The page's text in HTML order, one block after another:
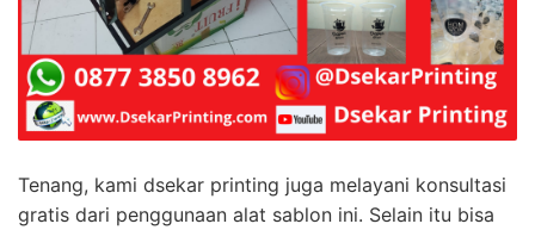
Tenang, kami dsekar printing juga melayani konsultasi
gratis dari penggunaan alat sablon ini. Selain itu bisa